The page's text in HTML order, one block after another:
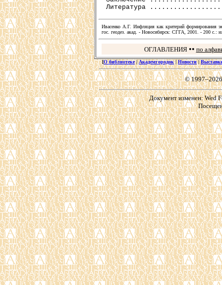
Ивасенко А.Г. Инфляция как критерий
гос. геодез. акад. - Новосибирск: СГГА, 2001. - 200 с.:
ОГЛАВЛЕНИЯ •• по
[О библиотеке|Академгородок|Новости|
©
Документ изменен: Wed